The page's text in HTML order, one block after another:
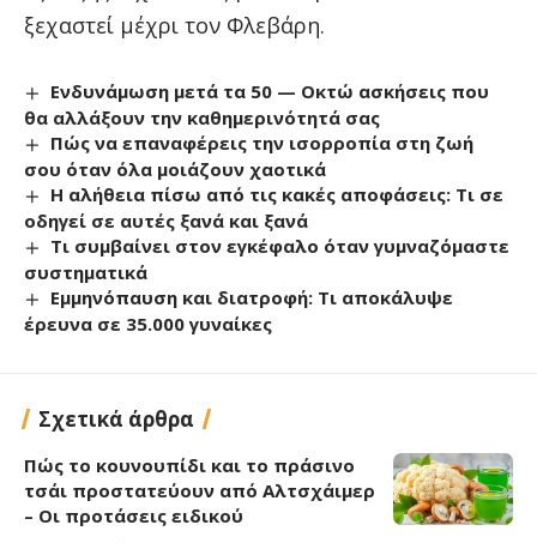
ξεχαστεί μέχρι τον Φλεβάρη.
Ενδυνάμωση μετά τα 50 — Οκτώ ασκήσεις που
θα αλλάξουν την καθημερινότητά σας
Πώς να επαναφέρεις την ισορροπία στη ζωή
σου όταν όλα μοιάζουν χαοτικά
Η αλήθεια πίσω από τις κακές αποφάσεις: Τι σε
οδηγεί σε αυτές ξανά και ξανά
Τι συμβαίνει στον εγκέφαλο όταν γυμναζόμαστε
συστηματικά
Εμμηνόπαυση και διατροφή: Τι αποκάλυψε
έρευνα σε 35.000 γυναίκες
Σχετικά άρθρα
Πώς το κουνουπίδι και το πράσινο
τσάι προστατεύουν από Αλτσχάιμερ
– Οι προτάσεις ειδικού